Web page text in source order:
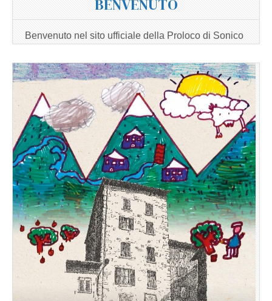
BENVENUTO
Benvenuto nel sito ufficiale della Proloco di Sonico